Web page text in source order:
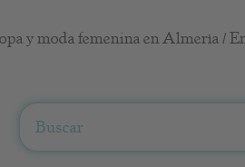
y moda femenina en Almería /